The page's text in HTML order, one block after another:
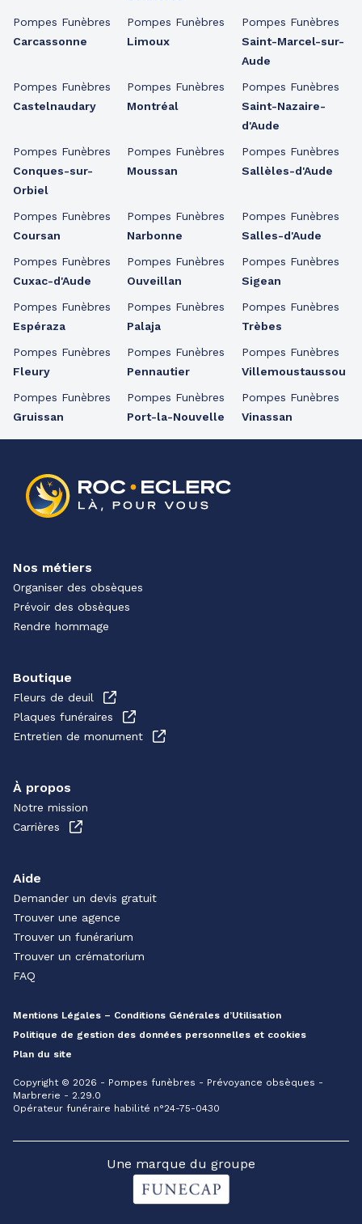
Pompes Funèbres
Carcassonne
Pompes Funèbres
Castelnaudary
Pompes Funèbres
Conques-sur-
Orbiel
Pompes Funèbres
Coursan
Pompes Funèbres
Cuxac-d'Aude
Pompes Funèbres
Espéraza
Pompes Funèbres
Fleury
Pompes Funèbres
Gruissan
Pompes Funèbres
Limoux
Pompes Funèbres
Montréal
Pompes Funèbres
Moussan
Pompes Funèbres
Narbonne
Pompes Funèbres
Ouveillan
Pompes Funèbres
Palaja
Pompes Funèbres
Pennautier
Pompes Funèbres
Port-la-Nouvelle
Pompes Funèbres
Saint-Marcel-sur-
Aude
Pompes Funèbres
Saint-Nazaire-
d'Aude
Pompes Funèbres
Sallèles-d'Aude
Pompes Funèbres
Salles-d'Aude
Pompes Funèbres
Sigean
Pompes Funèbres
Trèbes
Pompes Funèbres
Villemoustaussou
Pompes Funèbres
Vinassan
Nos métiers
Organiser des obsèques
Prévoir des obsèques
Rendre hommage
Boutique
Fleurs de deuil
Plaques funéraires
Entretien de monument
À propos
Notre mission
Carrières
Aide
Demander un devis gratuit
Trouver une agence
Trouver un funérarium
Trouver un crématorium
FAQ
Mentions Légales – Conditions Générales d’Utilisation
Politique de gestion des données personnelles et cookies
Plan du site
Copyright © 2026 - Pompes funèbres - Prévoyance obsèques -
Marbrerie - 2.29.0
Opérateur funéraire habilité n°24-75-0430
Une marque du groupe